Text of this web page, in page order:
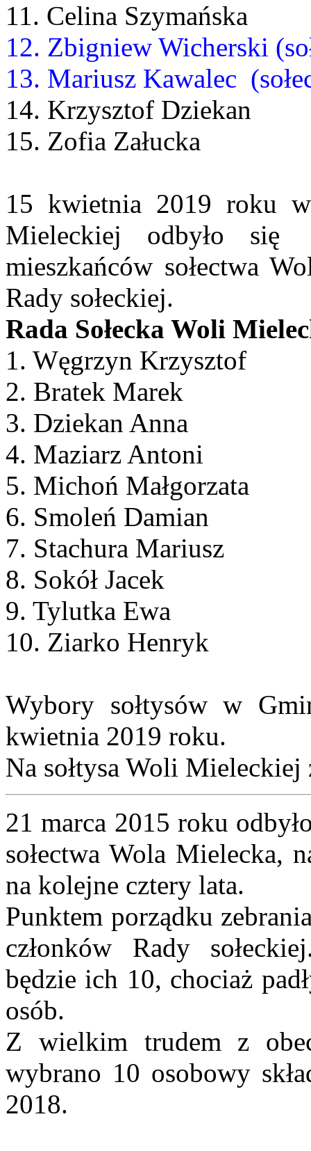
11. Celina Szymańska
12. Zbigniew Wicherski
13. Mariusz Kawalec
14. Krzysztof Dziekan
15. Zofia Załucka
15 kwietnia 2019 roku
Mieleckiej odbyło się
mieszkańców sołectwa
Rady sołeckiej.
Rada Sołecka Woli
1. Węgrzyn Krzysztof
2. Bratek Marek
3. Dziekan Anna
4. Maziarz Antoni
5. Michoń Małgorzata
6. Smoleń Damian
7. Stachura Mariusz
8. Sokół Jacek
9. Tylutka Ewa
10. Ziarko Henryk
Wybory sołtysów w
kwietnia 2019 roku.
Na sołtysa Woli
21 marca 2015 roku
sołectwa Wola Mielecka,
na kolejne cztery lata.
Punktem porządku
członków Rady
będzie ich 10, chociaż
osób.
Z wielkim trudem z
wybrano 10 osobowy
2018.